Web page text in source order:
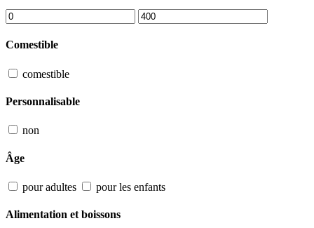
Comestible
comestible
Personnalisable
non
Âge
pour adultes pour les enfants
Alimentation et boissons